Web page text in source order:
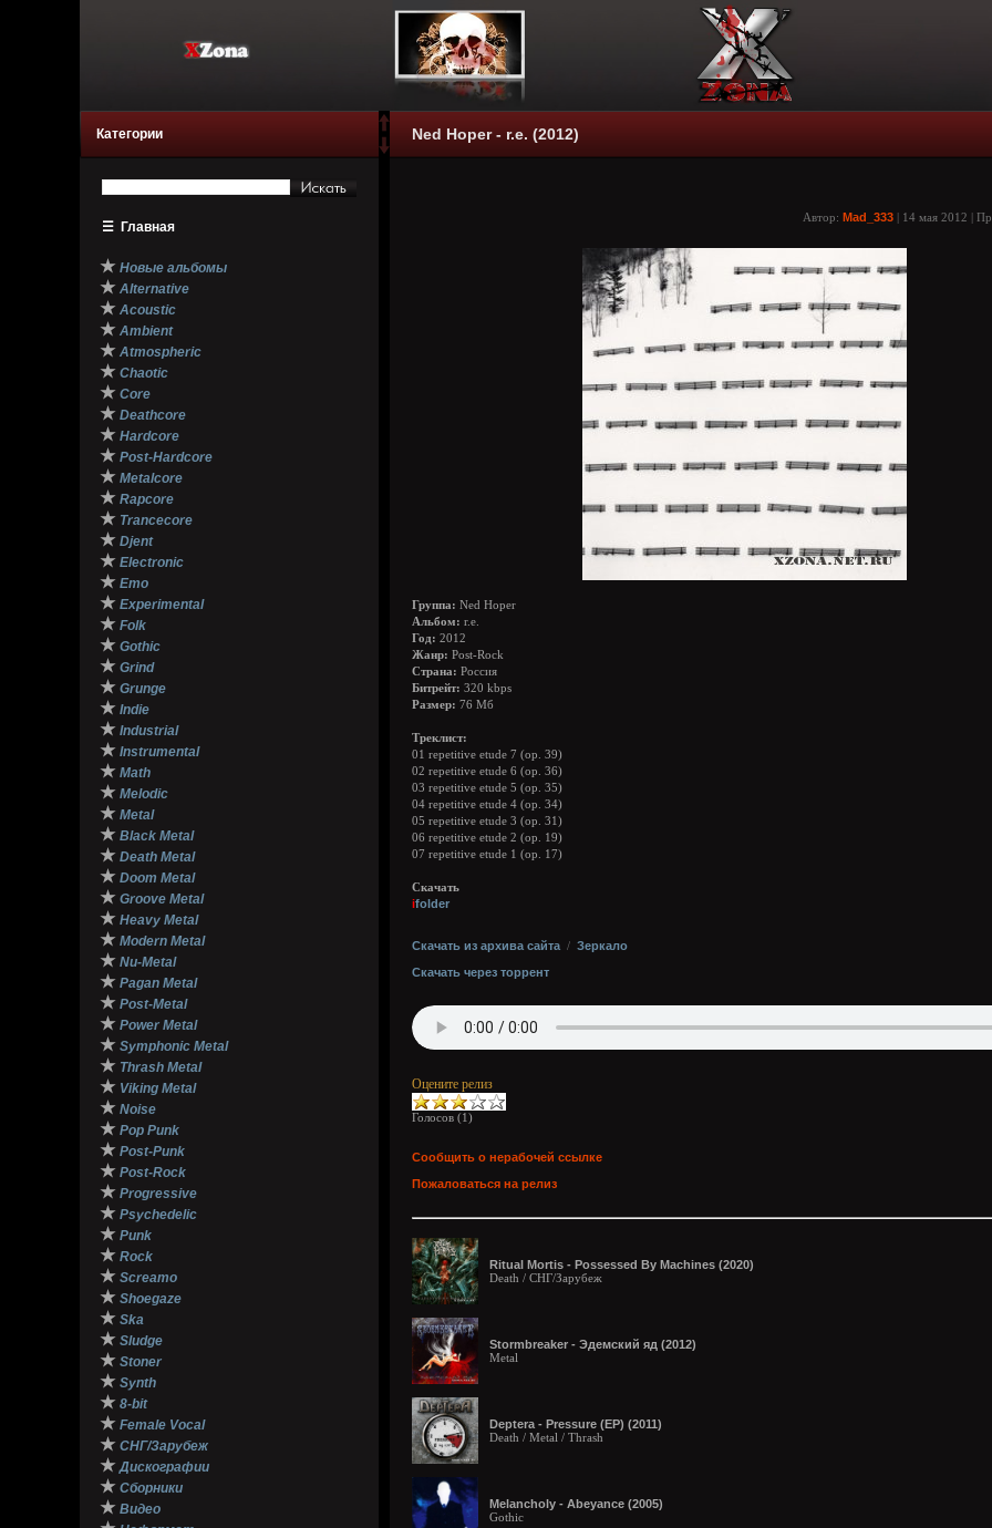
Категории
☰ Главная
★ Новые альбомы
★ Alternative
★ Acoustic
★ Ambient
★ Atmospheric
★ Chaotic
★ Core
★ Deathcore
★ Hardcore
★ Post-Hardcore
★ Metalcore
★ Rapcore
★ Trancecore
★ Djent
★ Electronic
★ Emo
★ Experimental
★ Folk
★ Gothic
★ Grind
★ Grunge
★ Indie
★ Industrial
★ Instrumental
★ Math
★ Melodic
★ Metal
★ Black Metal
★ Death Metal
★ Doom Metal
★ Groove Metal
★ Heavy Metal
★ Modern Metal
★ Nu-Metal
★ Pagan Metal
★ Post-Metal
★ Power Metal
★ Symphonic Metal
★ Thrash Metal
★ Viking Metal
★ Noise
★ Pop Punk
★ Post-Punk
★ Post-Rock
★ Progressive
★ Psychedelic
★ Punk
★ Rock
★ Screamo
★ Shoegaze
★ Ska
★ Sludge
★ Stoner
★ Synth
★ 8-bit
★ Female Vocal
★ СНГ/Зарубеж
★ Дискографии
★ Сборники
★ Видео
Ned Hoper - r.e. (2012)
Автор: Mad_333 | 14 мая 2012 |
Группа: Ned Hoper
Альбом: r.e.
Год: 2012
Жанр: Post-Rock
Страна: Россия
Битрейт: 320 kbps
Размер: 76 Мб
Треклист:
01 repetitive etude 7 (op. 39)
02 repetitive etude 6 (op. 36)
03 repetitive etude 5 (op. 35)
04 repetitive etude 4 (op. 34)
05 repetitive etude 3 (op. 31)
06 repetitive etude 2 (op. 19)
07 repetitive etude 1 (op. 17)
Скачать
ifolder
Скачать из архива сайта / Зеркало
Скачать через торрент
Оцените релиз
Голосов (1)
Сообщить о нерабочей ссылке
Пожаловаться на релиз
Ritual Mortis - Possessed By Machines (2020)
Death / СНГ/Зарубеж
Stormbreaker - Эдемский яд (2012)
Metal
Deptera - Pressure (EP) (2011)
Death / Metal / Thrash
Melancholy - Abeyance (2005)
Gothic